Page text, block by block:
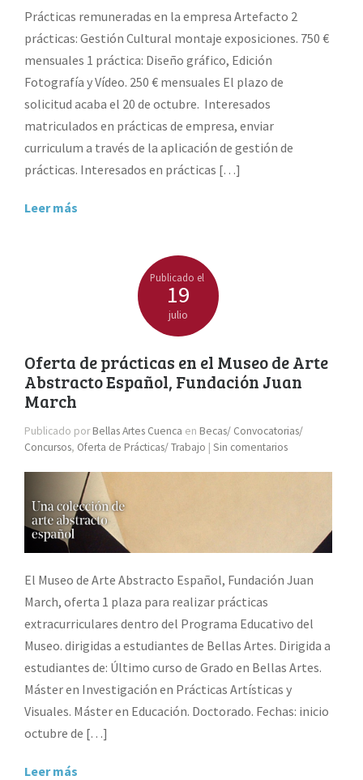
Prácticas remuneradas en la empresa Artefacto 2
prácticas: Gestión Cultural montaje exposiciones. 750 €
mensuales 1 práctica: Diseño gráfico, Edición
Fotografía y Vídeo. 250 € mensuales El plazo de
solicitud acaba el 20 de octubre. Interesados
matriculados en prácticas de empresa, enviar
curriculum a través de la aplicación de gestión de
prácticas. Interesados en prácticas […]
Leer más
Publicado el
19
julio
Oferta de prácticas en el Museo de Arte
Abstracto Español, Fundación Juan
March
Publicado porBellas Artes Cuenca en Becas/ Convocatorias/
Concursos, Oferta de Prácticas/ Trabajo |Sin comentarios
El Museo de Arte Abstracto Español, Fundación Juan
March, oferta 1 plaza para realizar prácticas
extracurriculares dentro del Programa Educativo del
Museo. dirigidas a estudiantes de Bellas Artes. Dirigida a
estudiantes de: Último curso de Grado en Bellas Artes.
Máster en Investigación en Prácticas Artísticas y
Visuales. Máster en Educación. Doctorado. Fechas: inicio
octubre de […]
Leer más